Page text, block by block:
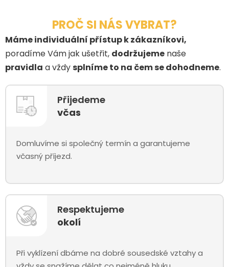
PROČ SI NÁS VYBRAT?
Máme individuální přístup k zákazníkovi,
poradíme Vám jak ušetřit, dodržujeme naše
pravidla a vždy splníme to na čem se dohodneme.
Přijedeme
včas
Domluvíme si společný termín a garantujeme
včasný příjezd.
Respektujeme
okolí
Při vyklízení dbáme na dobré sousedské vztahy a